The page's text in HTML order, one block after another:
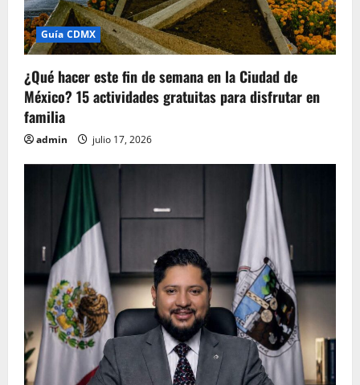
Guía CDMX
¿Qué hacer este fin de semana en la Ciudad de
México? 15 actividades gratuitas para disfrutar en
familia
admin julio 17, 2026